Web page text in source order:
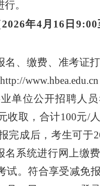
。
2026年4月16日
名 、 缴费、准考证
http://www.hbea.edu.cn
单位公开招聘人
收取，合计100元/
完成后，考生可于
名系统进行网上缴费
试。符合享受减免